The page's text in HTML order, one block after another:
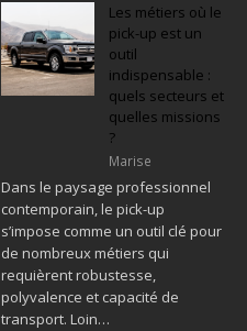
Les métiers où le
pick-up est un
outil
indispensable :
quels secteurs et
quelles missions
?
Marise
Dans le paysage professionnel
contemporain, le pick-up
s’impose comme un outil clé pour
de nombreux métiers qui
requièrent robustesse,
polyvalence et capacité de
transport. Loin…